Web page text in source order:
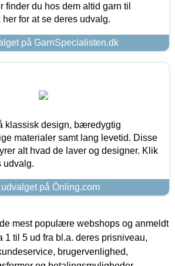
finder du hos dem altid garn til
for at se deres udvalg.
på GarnSpecialisten.dk
klassisk design, bæredygtig
materialer samt lang levetid. Disse
alt hvad de laver og designer. Klik
udvalg.
på Önling.com
mest populære webshops og anmeldt
1 til 5 ud fra bl.a. deres prisniveau,
brugervenlighed,